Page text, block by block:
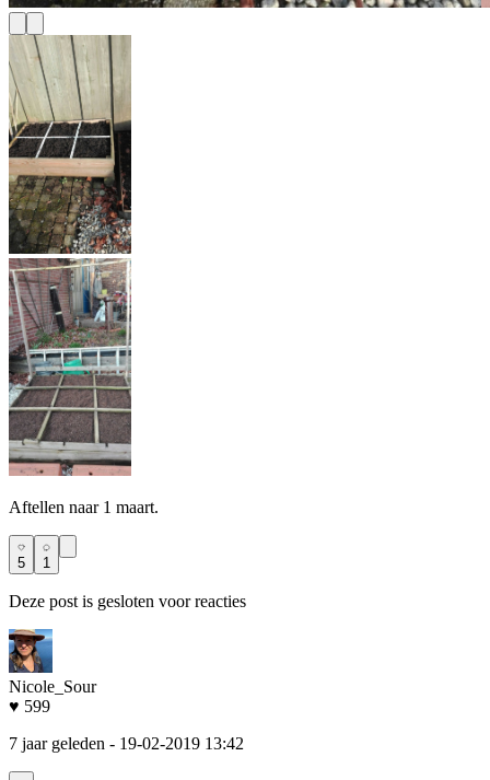
Aftellen naar 1 maart.
5 1
Deze post is gesloten voor reacties
Nicole_Sour
♥ 599
7 jaar geleden - 19-02-2019 13:42